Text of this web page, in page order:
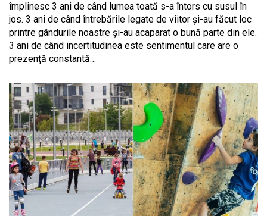
împlinesc 3 ani de când lumea toată s-a întors cu susul în
jos. 3 ani de când întrebările legate de viitor și-au făcut loc
printre gândurile noastre și-au acaparat o bună parte din ele.
3 ani de când incertitudinea este sentimentul care are o
prezență constantă…